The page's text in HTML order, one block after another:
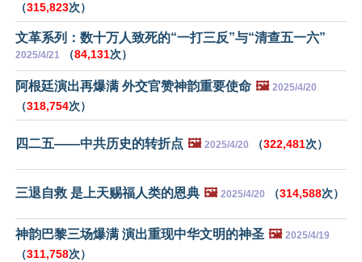
（315,823次）
文革系列：数十万人致死的“一打三反”与“清查五一六”
2025/4/21 （84,131次）
阿根廷演出再爆满 外交官赞神韵重要使命 🖼️ 2025/4/20
（318,754次）
四二五——中共历史的转折点 🖼️ 2025/4/20 （322,481次）
三退自救 是上天赐福人类的恩典 🖼️ 2025/4/20 （314,588次）
神韵巴黎三场爆满 演出重现中华文明的神圣 🖼️ 2025/4/19
（311,758次）